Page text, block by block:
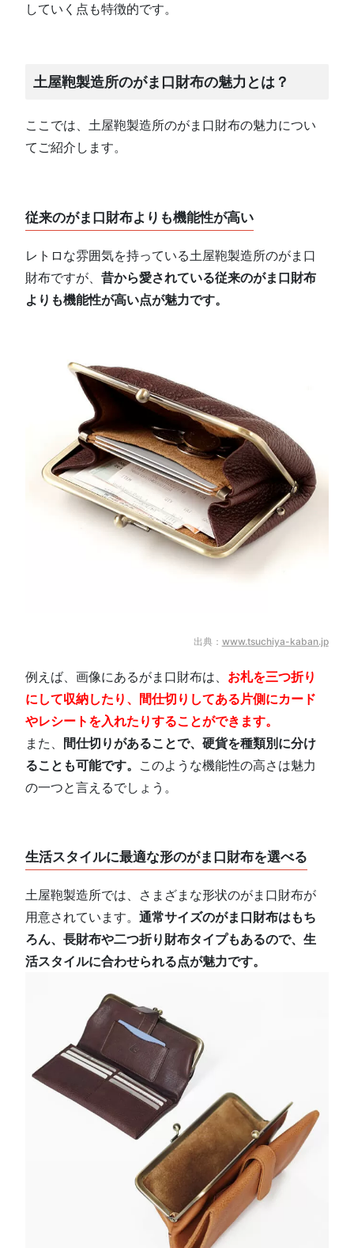
していく点も特徴的です。
土屋鞄製造所のがま口財布の魅力とは？
ここでは、土屋鞄製造所のがま口財布の魅力につい
てご紹介します。
従来のがま口財布よりも機能性が高い
レトロな雰囲気を持っている土屋鞄製造所のがま口
財布ですが、昔から愛されている従来のがま口財布
よりも機能性が高い点が魅力です。
出典： www.tsuchiya-kaban.jp
例えば、画像にあるがま口財布は、 お札を三つ折り
にして収納したり、間仕切りしてある片側にカード
やレシートを入れたりすることができます。
また、 間仕切りがあることで、硬貨を種類別に分け
ることも可能です。 このような機能性の高さは魅力
の一つと言えるでしょう。
生活スタイルに最適な形のがま口財布を選べる
土屋鞄製造所では、さまざまな形状のがま口財布が
用意されています。通常サイズのがま口財布はもち
ろん、長財布や二つ折り財布タイプもあるので、生
活スタイルに合わせられる点が魅力です。